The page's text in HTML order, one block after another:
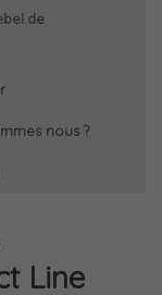
nous ?
Line